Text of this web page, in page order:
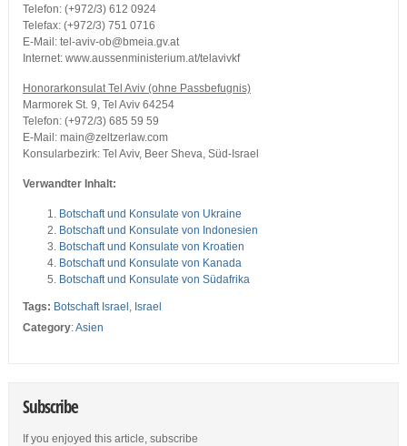
Telefon: (+972/3) 612 0924
Telefax: (+972/3) 751 0716
E-Mail: tel-aviv-ob@bmeia.gv.at
Internet: www.aussenministerium.at/telavivkf
Honorarkonsulat Tel Aviv (ohne Passbefugnis)
Marmorek St. 9, Tel Aviv 64254
Telefon: (+972/3) 685 59 59
E-Mail: main@zeltzerlaw.com
Konsularbezirk: Tel Aviv, Beer Sheva, Süd-Israel
Verwandter Inhalt:
Botschaft und Konsulate von Ukraine
Botschaft und Konsulate von Indonesien
Botschaft und Konsulate von Kroatien
Botschaft und Konsulate von Kanada
Botschaft und Konsulate von Südafrika
Tags: Botschaft Israel , Israel
Category:Asien
Subscribe
If you enjoyed this article, subscribe